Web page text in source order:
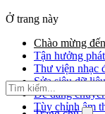
Ở trang này
Chào mừng
Tận hưởng
Thư viện nhạc
Sửa siêu dữ
Dễ dàng
Tùy chỉnh âm